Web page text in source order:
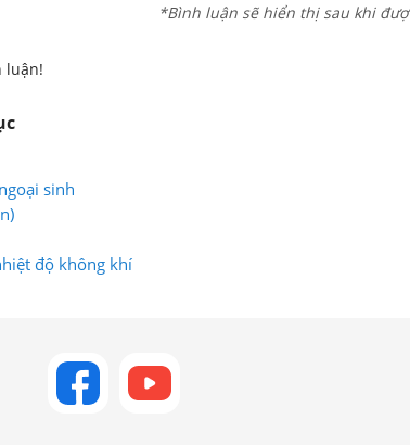
*Bình luận sẽ hiển thị sau khi
luận!
sinh
độ không khí